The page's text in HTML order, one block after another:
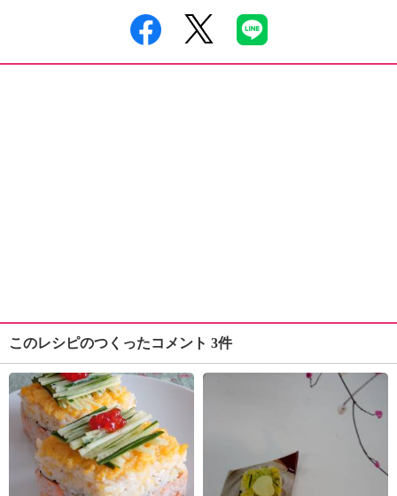
このレシピのつくったコメント 3件